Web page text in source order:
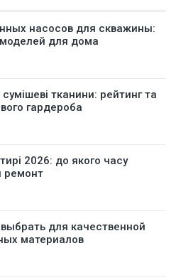
насосов для скважины:
для дома
тканини: рейтинг та
гардероба
2026: до якого часу
ремонт
для качественной
материалов